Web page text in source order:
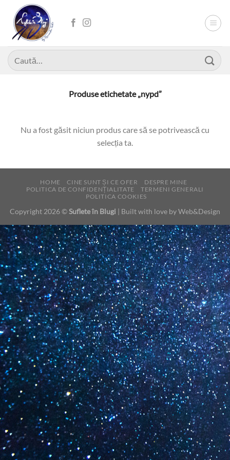
content
Caută
după:
Produse etichetate „nypd”
Nu a fost găsit niciun produs care să se potrivească cu
selecția ta.
HOME CINE SUNT ȘI CE OFER
DESPRE MINE
POLITICA DE CONFIDENȚIALITATE
TERMENI GENERALI
POLITICA COOKIES
Copyright 2026 ©Suflete în Blugi | Built with love byWeb&Design